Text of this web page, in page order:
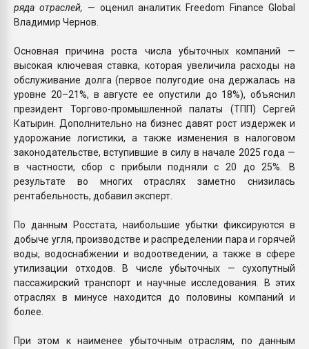
ряда отраслей, — оценил аналитик Freedom Finance Global
Владимир Чернов.
Основная причина роста числа убыточных компаний —
высокая ключевая ставка, которая увеличила расходы на
обслуживание долга (первое полугодие она держалась на
уровне 20–21%, в августе ее опустили до 18%), объяснил
президент Торгово-промышленной палаты (ТПП) Сергей
Катырин. Дополнительно на бизнес давят рост издержек и
удорожание логистики, а также изменения в налоговом
законодательстве, вступившие в силу в начале 2025 года —
в частности, сбор с прибыли подняли с 20 до 25%. В
результате во многих отраслях заметно снизилась
рентабельность, добавил эксперт.
По данным Росстата, наибольшие убытки фиксируются в
добыче угля, производстве и распределении пара и горячей
воды, водоснабжении и водоотведении, а также в сфере
утилизации отходов. В числе убыточных — сухопутный
пассажирский транспорт и научные исследования. В этих
отраслях в минусе находится до половины компаний и
более.
При этом к наименее убыточным отраслям, по данным